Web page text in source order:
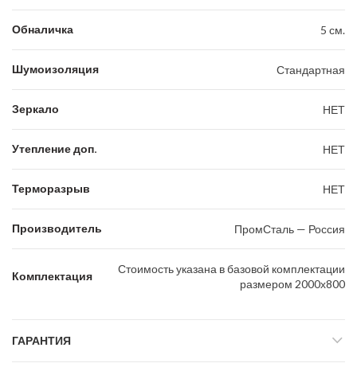
Обналичка 5 см.
Шумоизоляция Стандартная
Зеркало НЕТ
Утепление доп. НЕТ
Терморазрыв НЕТ
Производитель ПромСталь — Россия
Комплектация
Стоимость указана в базовой комплектации
размером 2000х800
ГАРАНТИЯ